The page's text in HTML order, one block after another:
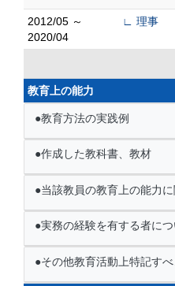
2012/05 ～
2020/04
∟ 理事
教育上の能力
●教育方法の実践例
●作成した教科書、教材
●当該教員の教育上の能力
●実務の経験を有する者に
●その他教育活動上特記す